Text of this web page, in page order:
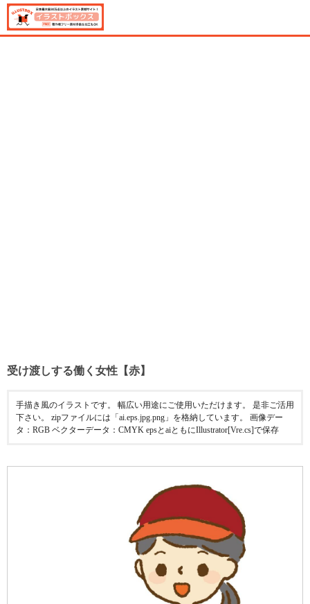
受け渡しする働く女性【赤】
手描き風のイラストです。 幅広い用途にご使用いただけます。 是非ご活用
下さい。 zipファイルには「ai.eps.jpg.png」を格納しています。 画像デー
タ：RGB ベクターデータ：CMYK epsとaiともにIllustrator[Vre.cs]で保存